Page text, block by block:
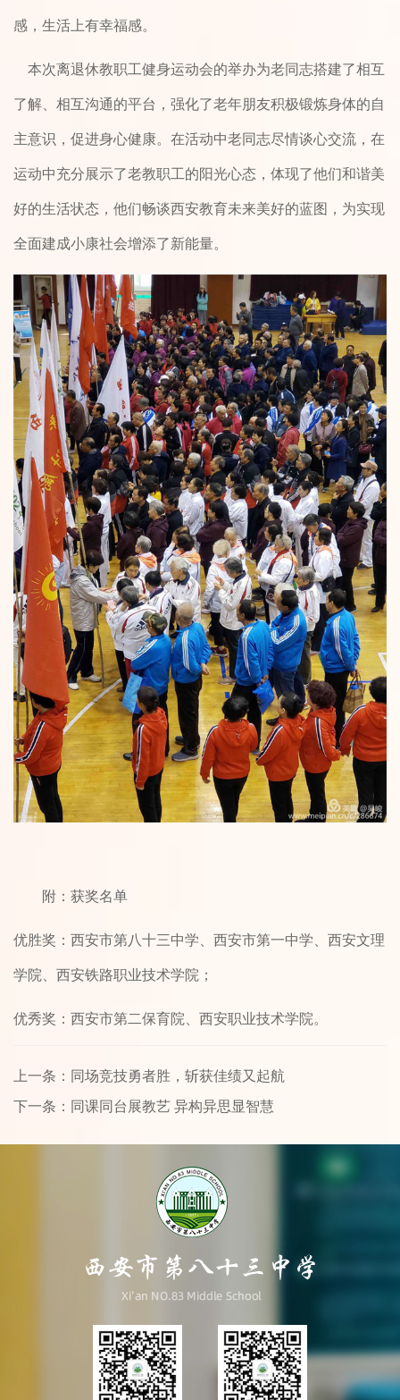
感，生活上有幸福感。
本次离退休教职工健身运动会的举办为老同志搭建了相互
了解、相互沟通的平台，强化了老年朋友积极锻炼身体的自
主意识，促进身心健康。在活动中老同志尽情谈心交流，在
运动中充分展示了老教职工的阳光心态，体现了他们和谐美
好的生活状态，他们畅谈西安教育未来美好的蓝图，为实现
全面建成小康社会增添了新能量。
附：获奖名单
优胜奖：西安市第八十三中学、西安市第一中学、西安文理
学院、西安铁路职业技术学院；
优秀奖：西安市第二保育院、西安职业技术学院。
上一条：同场竞技勇者胜，斩获佳绩又起航
下一条：同课同台展教艺 异构异思显智慧